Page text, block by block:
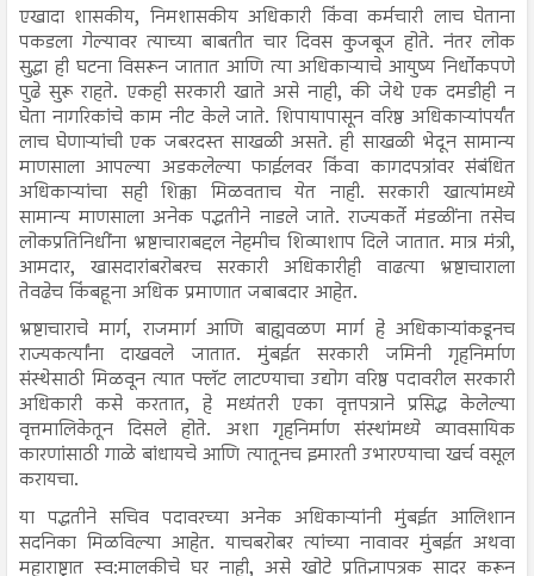
एखादा शासकीय, निमशासकीय अधिकारी किंवा कर्मचारी लाच घेताना
पकडला गेल्यावर त्याच्या बाबतीत चार दिवस कुजबूज होते. नंतर लोक
सुद्धा ही घटना विसरून जातात आणि त्या अधिकाऱ्याचे आयुष्य निर्धोकपणे
पुढे सुरू राहते. एकही सरकारी खाते असे नाही, की जेथे एक दमडीही न
घेता नागरिकांचे काम नीट केले जाते. शिपायापासून वरिष्ठ अधिकाऱ्यांपर्यंत
लाच घेणाऱ्यांची एक जबरदस्त साखळी असते. ही साखळी भेदून सामान्य
माणसाला आपल्या अडकलेल्या फाईलवर किंवा कागदपत्रांवर संबंधित
अधिकाऱ्यांचा सही शिक्का मिळवताच येत नाही. सरकारी खात्यांमध्ये
सामान्य माणसाला अनेक पद्धतीने नाडले जाते. राज्यकर्ते मंडळींना तसेच
लोकप्रतिनिधींना भ्रष्टाचाराबद्दल नेहमीच शिव्याशाप दिले जातात. मात्र मंत्री,
आमदार, खासदारांबरोबरच सरकारी अधिकारीही वाढत्या भ्रष्टाचाराला
तेवढेच किंबहूना अधिक प्रमाणात जबाबदार आहेत.
भ्रष्टाचाराचे मार्ग, राजमार्ग आणि बाह्यवळण मार्ग हे अधिकाऱ्यांकडूनच
राज्यकर्त्यांना दाखवले जातात. मुंबईत सरकारी जमिनी गृहनिर्माण
संस्थेसाठी मिळवून त्यात फ्लॅट लाटण्याचा उद्योग वरिष्ठ पदावरील सरकारी
अधिकारी कसे करतात, हे मध्यंतरी एका वृत्तपत्राने प्रसिद्ध केलेल्या
वृत्तमालिकेतून दिसले होते. अशा गृहनिर्माण संस्थांमध्ये व्यावसायिक
कारणांसाठी गाळे बांधायचे आणि त्यातूनच इमारती उभारण्याचा खर्च वसूल
करायचा.
या पद्धतीने सचिव पदावरच्या अनेक अधिकाऱ्यांनी मुंबईत आलिशान
सदनिका मिळविल्या आहेत. याचबरोबर त्यांच्या नावावर मुंबईत अथवा
महाराष्ट्रात स्व:मालकीचे घर नाही, असे खोटे प्रतिज्ञापत्रक सादर करून